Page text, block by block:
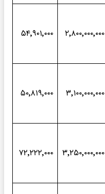
۲٬۸۰۰٬۰۰۰٬۰۰۰ ۵۴٬۹۰۱٬۰۰۰
۳٬۱۰۰٬۰۰۰٬۰۰۰ ۵۰٬۸۱۹٬۰۰۰
۳٬۲۵۰٬۰۰۰٬۰۰۰ ۷۲٬۲۲۲٬۰۰۰